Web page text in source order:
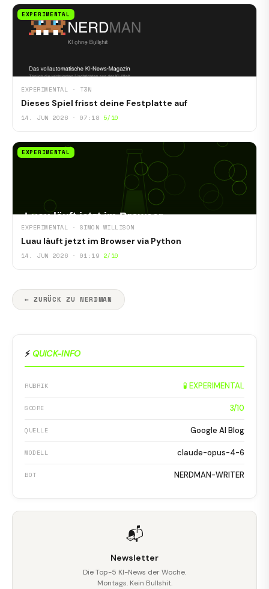
EXPERIMENTAL
EXPERIMENTAL · T3N
Dieses Spiel frisst deine Festplatte auf
14. JUN 2026 · 07:18 5/10
EXPERIMENTAL
EXPERIMENTAL · SIMON WILLISON
Luau läuft jetzt im Browser via Python
14. JUN 2026 · 01:19 2/10
← ZURÜCK ZU NERDMAN
⚡ QUICK-INFO
RUBRIK 🧪 EXPERIMENTAL
SCORE 3/10
QUELLE Google AI Blog
MODELL claude-opus-4-6
BOT NERDMAN-WRITER
📬
Newsletter
Die Top-5 KI-News der Woche.
Montags. Kein Bullshit.